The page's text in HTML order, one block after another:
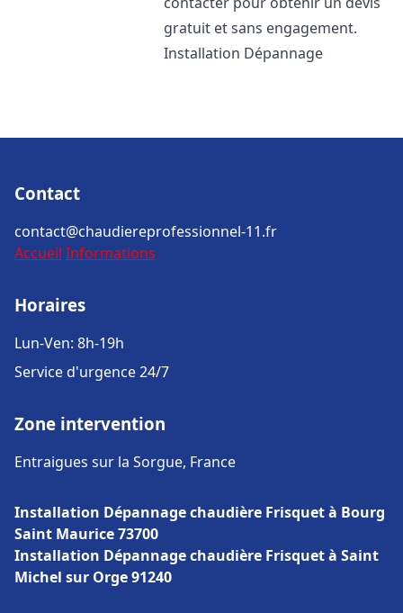
gratuit et sans engagement.
Installation Dépannage
Contact
contact@chaudiereprofessionnel-11.fr
Accueil Informations
Horaires
Lun-Ven: 8h-19h
Service d'urgence 24/7
Zone intervention
Entraigues sur la Sorgue, France
Installation Dépannage chaudière Frisquet à Bourg
Saint Maurice 73700
Installation Dépannage chaudière Frisquet à Saint
Michel sur Orge 91240